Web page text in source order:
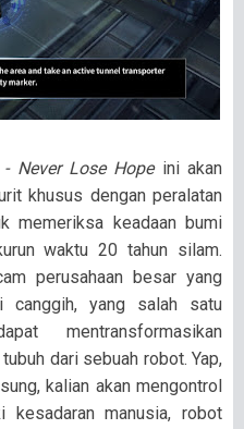
Never Lose Hopeini akan
khusus dengan peralatan
memeriksa keadaan bumi
waktu 20 tahun silam.
perusahaan besar yang
canggih, yang salah satu
mentransformasikan
dari sebuah robot. Yap,
kalian akan mengontrol
kesadaran manusia, robot